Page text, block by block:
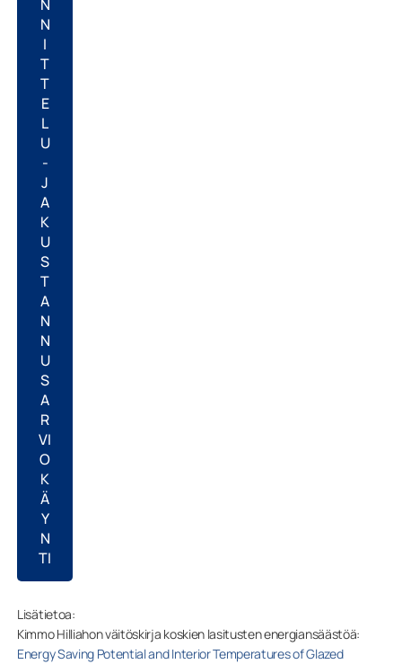
N
N
I
T
T
E
L
U
-
J
A
K
U
S
T
A
N
N
U
S
A
R
VI
O
K
Ä
Y
N
TI
Lisätietoa:
Kimmo Hilliahon väitöskirja koskien lasitusten energiansäästöä:
Energy Saving Potential and Interior Temperatures of Glazed